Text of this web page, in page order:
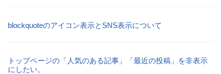
blockquoteのアイコン表示とSNS表示について
トップページの「人気のある記事」「最近の投稿」を非表示
にしたい。